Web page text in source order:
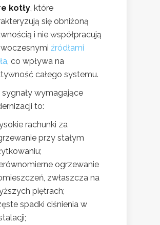
kotły, które
się obniżoną
i nie współpracują
źródłami
, co wpływa na
całego systemu.
sygnały wymagające
to:
rachunki za
przy stałym
ogrzewanie
zwłaszcza na
piętrach;
spadki ciśnienia w